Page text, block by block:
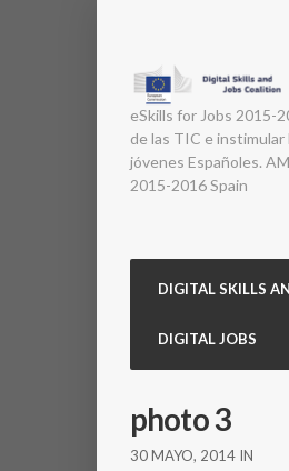
eSkills for Jobs 2015-
de las TIC e
jóvenes Españoles.
2015-2016 Spain
DIGITAL SKILLS
DIGITAL JOBS
photo 3
30 MAYO, 2014 IN